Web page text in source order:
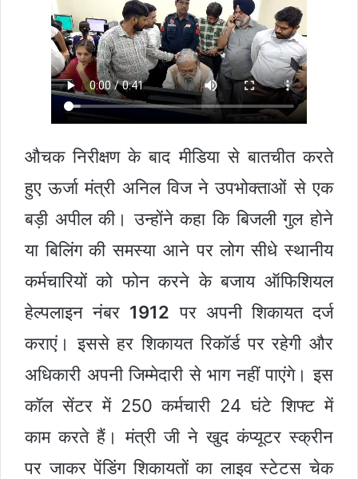
औचक निरीक्षण के बाद मीडिया से बातचीत करते
हुए ऊर्जा मंत्री अनिल विज ने उपभोक्ताओं से एक
बड़ी अपील की। उन्होंने कहा कि बिजली गुल होने
या बिलिंग की समस्या आने पर लोग सीधे स्थानीय
कर्मचारियों को फोन करने के बजाय ऑफिशियल
हेल्पलाइन नंबर 1912 पर अपनी शिकायत दर्ज
कराएं। इससे हर शिकायत रिकॉर्ड पर रहेगी और
अधिकारी अपनी जिम्मेदारी से भाग नहीं पाएंगे। इस
कॉल सेंटर में 250 कर्मचारी 24 घंटे शिफ्ट में
काम करते हैं। मंत्री जी ने खुद कंप्यूटर स्क्रीन
पर जाकर पेंडिंग शिकायतों का लाइव स्टेटस चेक